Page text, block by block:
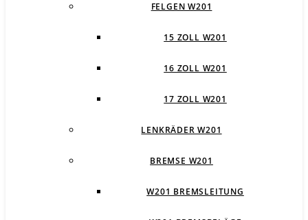
FELGEN W201
15 ZOLL W201
16 ZOLL W201
17 ZOLL W201
LENKRÄDER W201
BREMSE W201
W201 BREMSLEITUNG